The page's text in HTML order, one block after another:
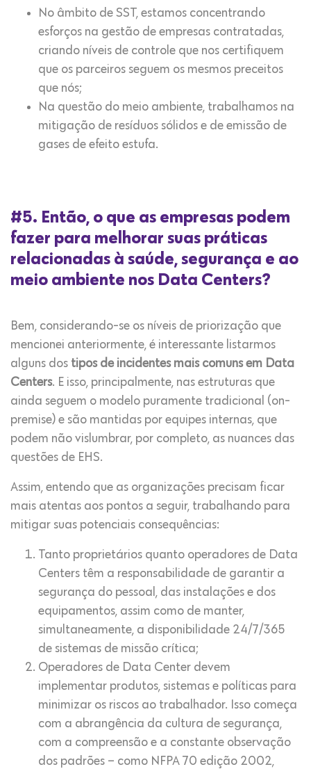
No âmbito de SST, estamos concentrando
esforços na gestão de empresas contratadas,
criando níveis de controle que nos certifiquem
que os parceiros seguem os mesmos preceitos
que nós;
Na questão do meio ambiente, trabalhamos na
mitigação de resíduos sólidos e de emissão de
gases de efeito estufa.
#5. Então, o que as empresas podem
fazer para melhorar suas práticas
relacionadas à saúde, segurança e ao
meio ambiente nos Data Centers?
Bem, considerando-se os níveis de priorização que
mencionei anteriormente, é interessante listarmos
alguns dos tipos de incidentes mais comuns em Data
Centers. E isso, principalmente, nas estruturas que
ainda seguem o modelo puramente tradicional (on-
premise) e são mantidas por equipes internas, que
podem não vislumbrar, por completo, as nuances das
questões de EHS.
Assim, entendo que as organizações precisam ficar
mais atentas aos pontos a seguir, trabalhando para
mitigar suas potenciais consequências:
Tanto proprietários quanto operadores de Data
Centers têm a responsabilidade de garantir a
segurança do pessoal, das instalações e dos
equipamentos, assim como de manter,
simultaneamente, a disponibilidade 24/7/365
de sistemas de missão crítica;
Operadores de Data Center devem
implementar produtos, sistemas e políticas para
minimizar os riscos ao trabalhador. Isso começa
com a abrangência da cultura de segurança,
com a compreensão e a constante observação
dos padrões – como NFPA 70 edição 2002,